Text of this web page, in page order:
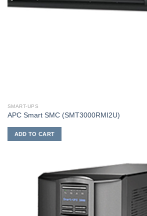
SMART-UPS
APC Smart SMC (SMT3000RMI2U)
ADD TO CART